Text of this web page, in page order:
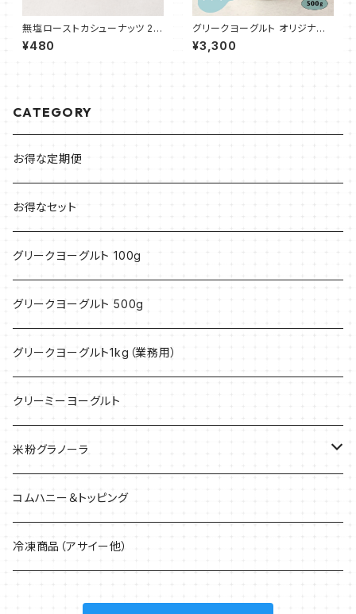
無塩ローストカシューナッツ 20
g
¥480
グリークヨーグルト オリジナル
プレーン（ソフト50%） 500g
¥3,300
CATEGORY
お得な定期便
お得なセット
グリークヨーグルト 100g
グリークヨーグルト 500g
グリークヨーグルト1kg（業務用）
クリーミーヨーグルト
米粉グラノーラ
40g
200g
コムハニー＆トッピング
冷凍商品（アサイー他）